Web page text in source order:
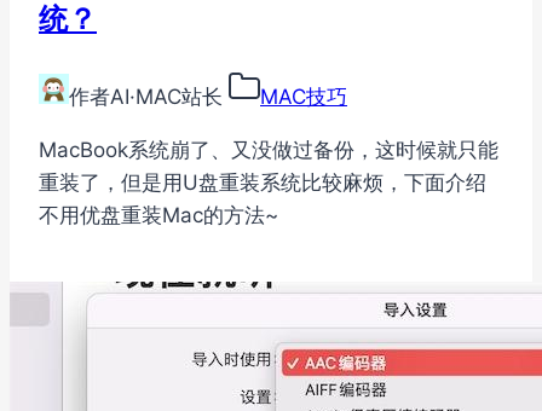
统？
作者AI·MAC站长 MAC技巧
MacBook系统崩了、又没做过备份，这时候就只能
重装了，但是用U盘重装系统比较麻烦，下面介绍
不用优盘重装Mac的方法~